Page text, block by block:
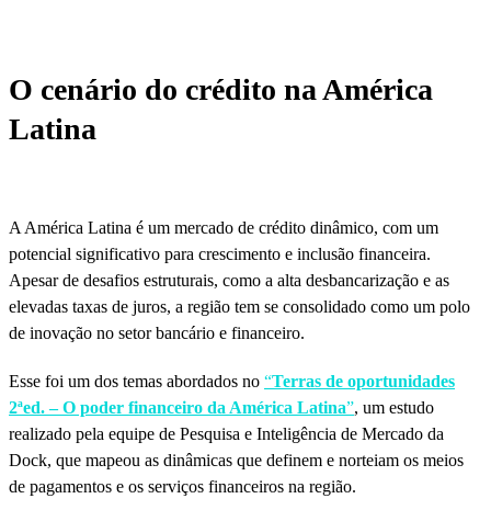
O cenário do crédito na América
Latina
A América Latina é um mercado de crédito dinâmico, com um
potencial significativo para crescimento e inclusão financeira.
Apesar de desafios estruturais, como a alta desbancarização e as
elevadas taxas de juros, a região tem se consolidado como um polo
de inovação no setor bancário e financeiro.
Esse foi um dos temas abordados no “Terras de oportunidades
2ªed. – O poder financeiro da América Latina”, um estudo
realizado pela equipe de Pesquisa e Inteligência de Mercado da
Dock, que mapeou as dinâmicas que definem e norteiam os meios
de pagamentos e os serviços financeiros na região.